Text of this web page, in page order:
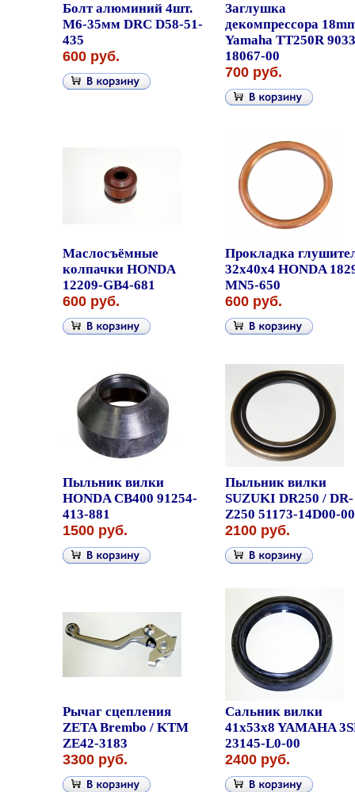
Болт алюминий 4шт.
M6-35мм DRC D58-51-
435
600 руб.
Заглушка
декомпрессора
Yamaha TT250R
18067-00
700 руб.
Маслосъёмные
колпачки HONDA
12209-GB4-681
600 руб.
Прокладка
32x40x4 HONDA
MN5-650
600 руб.
Пыльник вилки
HONDA CB400 91254-
413-881
1500 руб.
Пыльник вилки
SUZUKI DR250 / DR-
Z250 51173-14D00-
2100 руб.
Рычаг сцепления
ZETA Brembo / KTM
ZE42-3183
3300 руб.
Сальник вилки
41x53x8 YAMAHA
23145-L0-00
2400 руб.